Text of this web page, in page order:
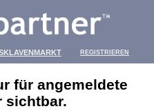
REGISTRIEREN
für angemeldete
sichtbar.